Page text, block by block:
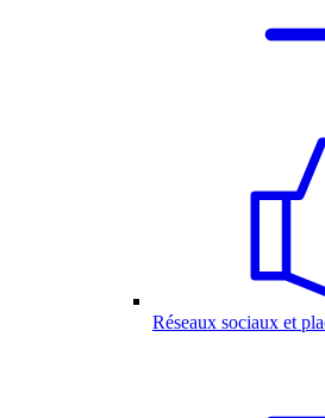
Réseaux sociaux et